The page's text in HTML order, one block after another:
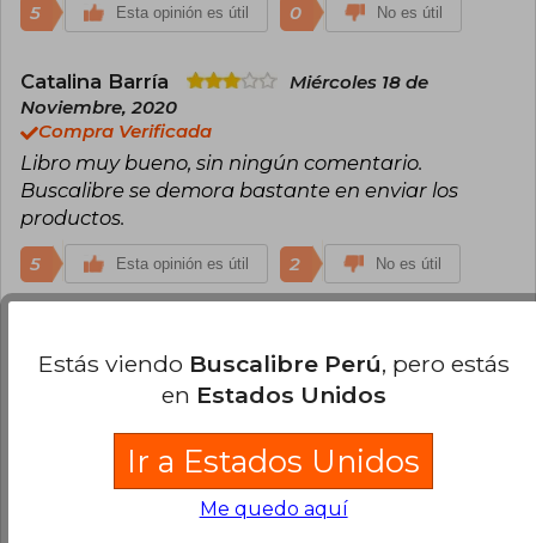
5 Esta opinión es útil 0 No es útil
Catalina Barría
Miércoles 18 de
Noviembre, 2020
Compra Verificada
Libro muy bueno, sin ningún comentario.
Buscalibre se demora bastante en enviar los
productos.
5 Esta opinión es útil 2 No es útil
Septiembre, 2021
Compra Verificada
educadores. Llego en el plazo estipulado.
Esta opinión es útil 0 No es útil
Estás viendo Buscalibre Perú, pero estás
en Estados Unidos
Ir a Estados Unidos
Me quedo aquí